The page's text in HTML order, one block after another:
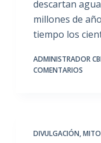
descartan
millones de
tiempo los
ADMINISTRADOR
COMENTARIOS
DIVULGACIÓN,